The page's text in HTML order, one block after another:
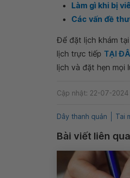
Làm gì khi bị
Các vấn đề
Để đặt lịch khám tại
lịch trực tiếp TẠI
lịch và đặt hẹn mọi
Cập nhật: 22-07-2024
Dây thanh quản Tai
Bài viết liên